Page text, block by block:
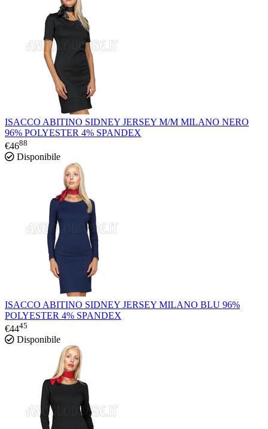
ISACCO ABITINO SIDNEY JERSEY M/M MILANO NERO
96% POLYESTER 4% SPANDEX
€4688
Disponibile
ISACCO ABITINO SIDNEY JERSEY MILANO BLU 96%
POLYESTER 4% SPANDEX
€4445
Disponibile